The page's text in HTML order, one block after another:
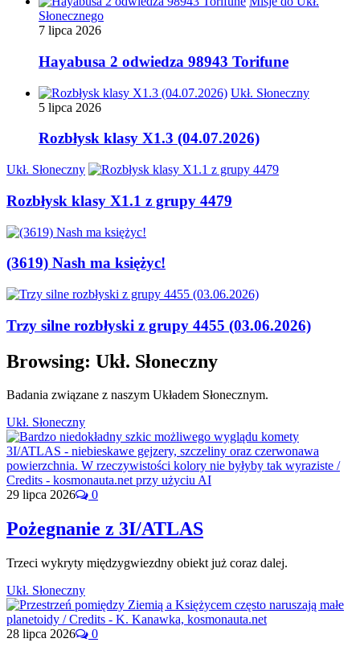
Słonecznego
7 lipca 2026
Hayabusa 2 odwiedza 98943 Torifune
Ukł. Słoneczny
5 lipca 2026
Rozbłysk klasy X1.3 (04.07.2026)
Ukł. Słoneczny
Rozbłysk klasy X1.1 z grupy 4479
(3619) Nash ma księżyc!
Trzy silne rozbłyski z grupy 4455 (03.06.2026)
Browsing: Ukł. Słoneczny
Badania związane z naszym Układem Słonecznym.
Ukł. Słoneczny
29 lipca 2026 0
Pożegnanie z 3I/ATLAS
Trzeci wykryty międzygwiezdny obiekt już coraz dalej.
Ukł. Słoneczny
28 lipca 2026 0